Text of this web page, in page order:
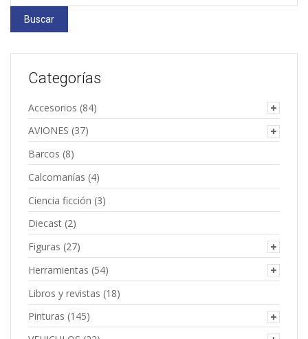
Buscar
Categorías
Accesorios (84)
AVIONES (37)
Barcos (8)
Calcomanías (4)
Ciencia ficción (3)
Diecast (2)
Figuras (27)
Herramientas (54)
Libros y revistas (18)
Pinturas (145)